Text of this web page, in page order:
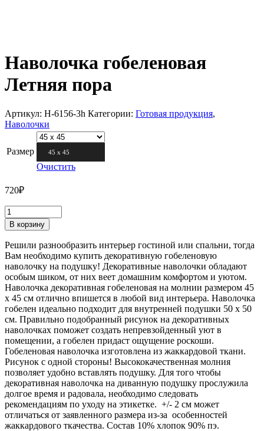
Наволочка гобеленовая
Летняя пора
Артикул: Н-6156-3h Категории: Готовая продукция,
Наволочки
Размер 45 х 45
Очистить
720₽
В корзину
Решили разнообразить интерьер гостиной или спальни, тогда
Вам необходимо купить декоративную гобеленовую
наволочку на подушку! Декоративные наволочки обладают
особым шиком, от них веет домашним комфортом и уютом.
Наволочка декоративная гобеленовая на молнии размером 45
х 45 см отлично впишется в любой вид интерьера. Наволочка
гобелен идеально подходит для внутренней подушки 50 х 50
см. Правильно подобранный рисунок на декоративных
наволочках поможет создать непревзойденный уют в
помещении, а гобелен придаст ощущение роскоши.
Гобеленовая наволочка изготовлена из жаккардовой ткани.
Рисунок с одной стороны! Высококачественная молния
позволяет удобно вставлять подушку. Для того чтобы
декоративная наволочка на диванную подушку прослужила
долгое время и радовала, необходимо следовать
рекомендациям по уходу на этикетке. +/- 2 см может
отличаться от заявленного размера из-за особенностей
жаккардового ткачества. Состав 10% хлопок 90% пэ.